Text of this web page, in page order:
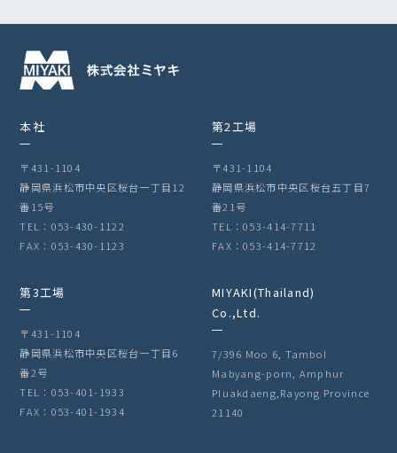
本社
〒431-1104
静岡県浜松市中央区桜台一丁目12
番15号
TEL：053-430-1122
FAX：053-430-1123
第2工場
〒431-1104
静岡県浜松市中央区桜台五丁目7
番21号
TEL：053-414-7711
FAX：053-414-7712
第3工場
〒431-1104
静岡県浜松市中央区桜台一丁目6
番2号
TEL：053-401-1933
FAX：053-401-1934
MIYAKI(Thailand)
Co.,Ltd.
7/396 Moo 6, Tambol
Mabyang-porn, Amphur
Pluakdaeng,Rayong Province
21140